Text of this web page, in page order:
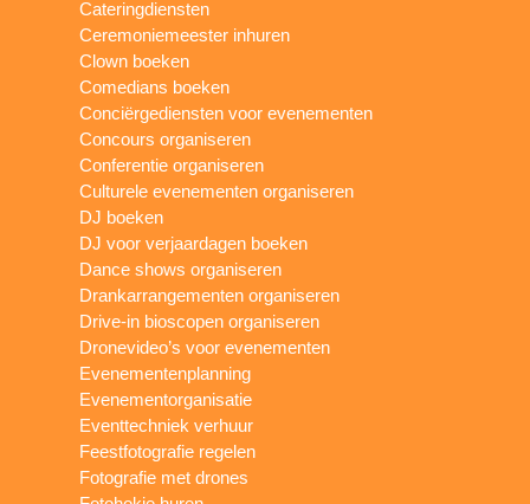
Cateringdiensten
Ceremoniemeester inhuren
Clown boeken
Comedians boeken
Conciërgediensten voor evenementen
Concours organiseren
Conferentie organiseren
Culturele evenementen organiseren
DJ boeken
DJ voor verjaardagen boeken
Dance shows organiseren
Drankarrangementen organiseren
Drive-in bioscopen organiseren
Dronevideo’s voor evenementen
Evenementenplanning
Evenementorganisatie
Eventtechniek verhuur
Feestfotografie regelen
Fotografie met drones